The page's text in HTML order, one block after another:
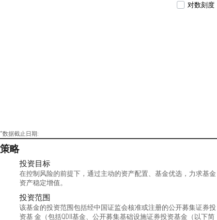
对数刻度
*数据截止日期:
策略
投资目标
在控制风险的前提下，通过主动的资产配置、基金优选，力求基金
资产稳定增值。
投资范围
该基金的投资范围包括经中国证监会核准或注册的公开募集证券投
资基 金（包括QDII基金、公开募集基础设施证券投资基金（以下简